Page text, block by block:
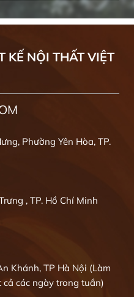
KẾ NỘI THẤT VIỆT
Phường Yên Hòa, TP.
, TP. Hồ Chí Minh
Khánh, TP Hà Nội (Làm
các ngày trong tuần)